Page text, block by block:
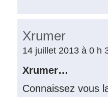
Xrumer
14 juillet 2013 à 0 h
Xrumer…
Connaissez vous